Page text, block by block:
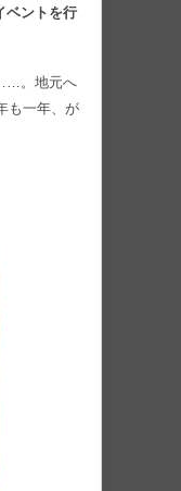
ベントを行
。地元へ
も一年、が